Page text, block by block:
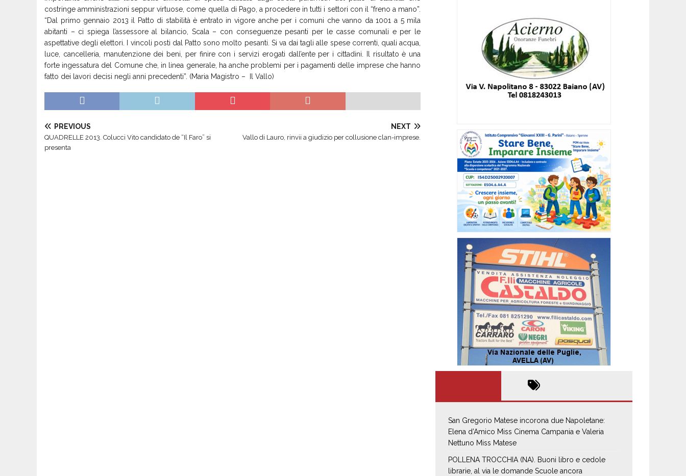
costringe amministrazioni seppur virtuose, come quella di Pago, a procedere in tutti i settori con il “freno a mano”.
“Dal primo gennaio 2013 il Patto di stabilità è entrato in vigore anche per i comuni che vanno da 1001 a 5 mila
abitanti – ci spiega l’assessore al bilancio, Scala – con conseguenze pesanti per le casse comunali e per le
aspettative degli elettori. I vincoli posti dal Patto sono molto pesanti. Si va dai tagli alle spese correnti, quali acqua,
luce, cancelleria, manutenzione dei beni, per finire con i servizi erogati dall’ente per i cittadini. Il risultato è una
forte ingessatura del Comune che, in linea generale, ha anche problemi per i pagamenti delle imprese che hanno
fatto dei lavori decisi negli anni precedenti”. (Maria Magistro – Il Vallo)
PREVIOUS
QUADRELLE 2013. Colucci Vito candidato de “Il Faro” si
presenta
NEXT
Vallo di Lauro, rinvii a giudizio per collusione clan-imprese.
San Gregorio Matese incorona due Napoletane:
Elena d’Amico Miss Cinema Campania e Valeria
Nettuno Miss Matese
POLLENA TROCCHIA (NA). Buoni libro e cedole
librarie, al via le domande Scuole ancora